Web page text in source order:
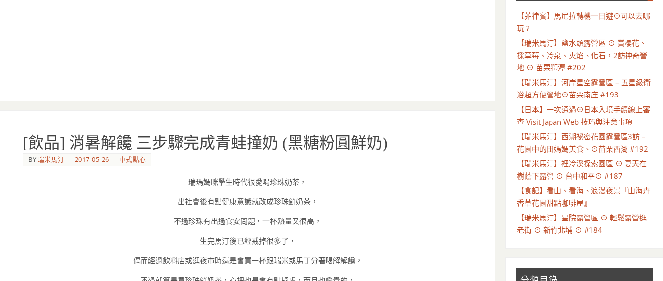
[飲品] 消暑解饞 三步驟完成青蛙撞奶 (黑糖粉圓鮮奶)
BY 瑞米馬汀 2017-05-26 中式點心
瑞瑪媽咪學生時代很愛喝珍珠奶茶，
出社會後有點健康意識就改成珍珠鮮奶茶，
不過珍珠有出過食安問題，一杯熱量又很高，
生完馬汀後已經戒掉很多了，
偶而經過飲料店或逛夜市時還是會買一杯跟瑞米或馬丁分著喝解解饞，
【菲律賓】馬尼拉轉機一日遊⊙可以去哪
玩 ?
【瑞米馬汀】鹽水頭露營區 ⊙ 賞櫻花、
採草莓、冷泉、火焰、化石，2訪神奇營
地 ⊙ 苗栗獅潭 #202
【瑞米馬汀】河岸星空露營區 – 五星級衛
浴超方便營地⊙苗栗南庄 #193
【日本】一次通過⊙日本入境手續線上審
查 Visit Japan Web 技巧與注意事項
【瑞米馬汀】西湖祕密花園露營區3訪 –
花園中的田媽媽美食、⊙苗栗西湖 #192
【瑞米馬汀】裡冷溪探索園區 ⊙ 夏天在
樹蔭下露營 ⊙ 台中和平⊙ #187
【食記】看山、看海、浪漫夜景『山海卉
香草花園甜點咖啡屋』
【瑞米馬汀】星院露營區 ⊙ 輕鬆露營逛
老街 ⊙ 新竹北埔 ⊙ #184